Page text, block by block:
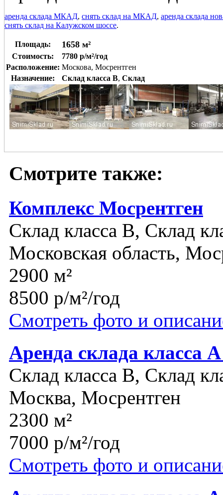
аренда склада МКАД, снять склад на МКАД, аренда склада
снять склад на Калужском шоссе.
Площадь: 1658 м²
Стоимость:
7780 р/м²/год
Расположение: Москова, Мосрентген
Назначение:
Склад класса B, Склад
Смотрите также:
Комплекс Мосрентген
Склад класса B, Склад
Московская область,
2900 м²
8500 р/м²/год
Смотреть фото и
Аренда склада класса
Склад класса B, Склад
Москва, Мосрентген
2300 м²
7000 р/м²/год
Смотреть фото и